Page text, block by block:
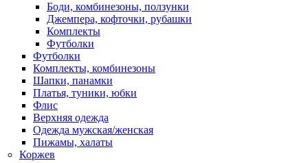
Боди, комбинезоны, ползунки
Джемпера, кофточки, рубашки
Комплекты
Футболки
Футболки
Комплекты, комбинезоны
Шапки, панамки
Платья, туники, юбки
Флис
Верхняя одежда
Одежда мужская/женская
Пижамы, халаты
Коржев